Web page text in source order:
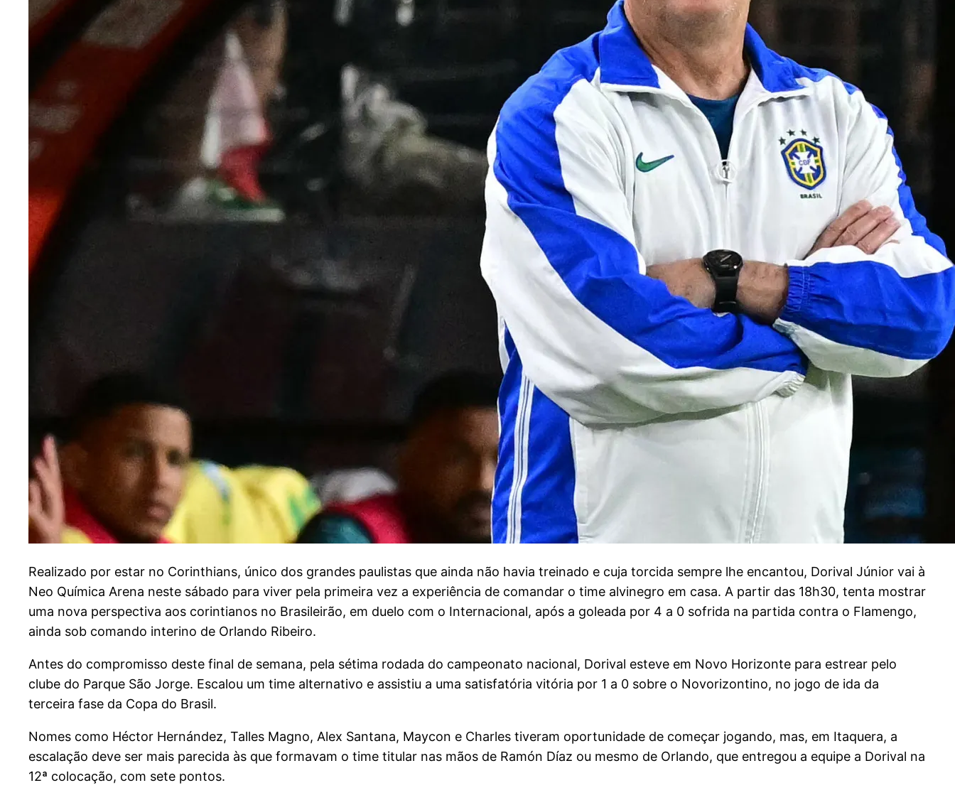
Realizado por estar no Corinthians, único dos grandes paulistas que ainda não havia treinado e cuja torcida sempre lhe encantou, Dorival Júnior vai à
Neo Química Arena neste sábado para viver pela primeira vez a experiência de comandar o time alvinegro em casa. A partir das 18h30, tenta mostrar
uma nova perspectiva aos corintianos no Brasileirão, em duelo com o Internacional, após a goleada por 4 a 0 sofrida na partida contra o Flamengo,
ainda sob comando interino de Orlando Ribeiro.
Antes do compromisso deste final de semana, pela sétima rodada do campeonato nacional, Dorival esteve em Novo Horizonte para estrear pelo
clube do Parque São Jorge. Escalou um time alternativo e assistiu a uma satisfatória vitória por 1 a 0 sobre o Novorizontino, no jogo de ida da
terceira fase da Copa do Brasil.
Nomes como Héctor Hernández, Talles Magno, Alex Santana, Maycon e Charles tiveram oportunidade de começar jogando, mas, em Itaquera, a
escalação deve ser mais parecida às que formavam o time titular nas mãos de Ramón Díaz ou mesmo de Orlando, que entregou a equipe a Dorival na
12ª colocação, com sete pontos.